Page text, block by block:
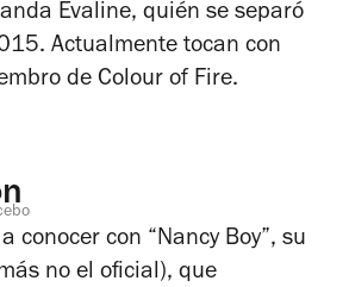
Evaline, quién se separó
Actualmente tocan con
de Colour of Fire.
conocer con “Nancy Boy”, su
no el oficial), que